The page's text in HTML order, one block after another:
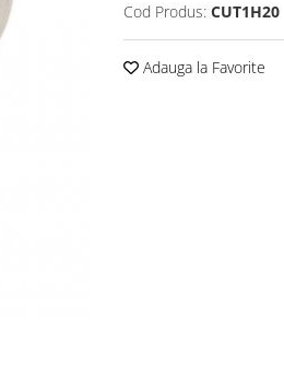
Cod Produs: CUT1H20
Adauga la Favorite